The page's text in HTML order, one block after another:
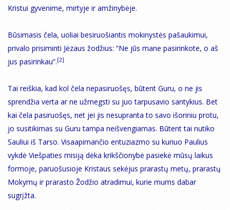
Kristui gyvenime, mirtyje ir amžinybėje.
Būsimasis čela, uoliai besiruošiantis mokinystės pašaukimui,
privalo prisiminti Jėzaus žodžius: “Ne jūs mane pasirinkote, o aš
jus pasirinkau”.[2]
Tai reiškia, kad kol čela nepasiruošęs, būtent Guru, o ne jis
sprendžia verta ar ne užmegsti su juo tarpusavio santykius. Bet
kai čela pasiruošęs, net jei jis nesupranta to savo išoriniu protu,
jo susitikimas su Guru tampa neišvengiamas. Būtent tai nutiko
Sauliui iš Tarso. Visaapimančio entuziazmo su kuriuo Paulius
vykdė Viešpaties misiją dėka krikščionybė pasiekė mūsų laikus
formoje, paruošusioje Kristaus sekėjus prarastų metų, prarastų
Mokymų ir prarasto Žodžio atradimui, kurie mums dabar
sugrįžta.